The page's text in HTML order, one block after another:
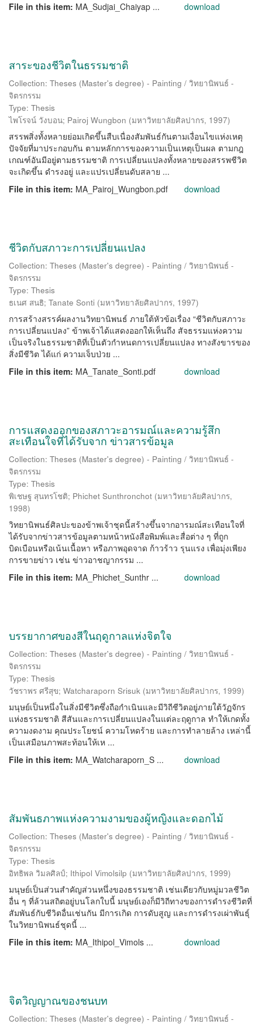
File in this item: MA_Sudjai_Chaiyap ... download
สาระของชีวิตในธรรมชาติ
Collection: Theses (Master's degree) - Painting / วิทยานิพนธ์ -
จิตรกรรม
Type: Thesis
ไพโรจน์ วังบอน; Pairoj Wungbon (มหาวิทยาลัยศิลปากร, 1997)
สรรพสิ่งทั้งหลายย่อมเกิดขึ้นสืบเนื่องสัมพันธ์กันตามเงื่อนไขแห่งเหตุ
ปัจจัยที่มาประกอบกัน ตามหลักการของความเป็นเหตุเป็นผล ตามกฎ
เกณฑ์อันมีอยู่ตามธรรมชาติ การเปลี่ยนแปลงทั้งหลายของสรรพชีวิต
จะเกิดขึ้น ดำรงอยู่ และแปรเปลี่ยนดับสลาย ...
File in this item: MA_Pairoj_Wungbon.pdf download
ชีวิตกับสภาวะการเปลี่ยนแปลง
Collection: Theses (Master's degree) - Painting / วิทยานิพนธ์ -
จิตรกรรม
Type: Thesis
ธเนศ สนธิ; Tanate Sonti (มหาวิทยาลัยศิลปากร, 1997)
การสร้างสรรค์ผลงานวิทยานิพนธ์ ภายใต้หัวข้อเรื่อง “ชีวิตกับสภาวะ
การเปลี่ยนแปลง” ข้าพเจ้าได้แสดงออกให้เห็นถึง สัจธรรมแห่งความ
เป็นจริงในธรรมชาติที่เป็นตัวกำหนดการเปลี่ยนแปลง ทางสังขารของ
สิ่งมีชีวิต ได้แก่ ความเจ็บป่วย ...
File in this item: MA_Tanate_Sonti.pdf download
การแสดงออกของสภาวะอารมณ์และความรู้สึก
สะเทือนใจที่ได้รับจาก ข่าวสารข้อมูล
Collection: Theses (Master's degree) - Painting / วิทยานิพนธ์ -
จิตรกรรม
Type: Thesis
พิเชษฐ สุนทรโชติ; Phichet Sunthronchot (มหาวิทยาลัยศิลปากร,
1998)
วิทยานิพนธ์ศิลปะของข้าพเจ้าชุดนี้สร้างขึ้นจากอารมณ์สะเทือนใจที่
ได้รับจากข่าวสารข้อมูลตามหน้าหนังสือพิมพ์และสื่อต่าง ๆ ที่ถูก
บิดเบือนหรือเน้นเนื้อหา หรือภาพอุดจาด ก้าวร้าว รุนแรง เพื่อมุ่งเพียง
การขายข่าว เช่น ข่าวอาชญากรรม ...
File in this item: MA_Phichet_Sunthr ... download
บรรยากาศของสีในฤดูกาลแห่งจิตใจ
Collection: Theses (Master's degree) - Painting / วิทยานิพนธ์ -
จิตรกรรม
Type: Thesis
วัชราพร ศรีสุข; Watcharaporn Srisuk (มหาวิทยาลัยศิลปากร, 1999)
มนุษย์เป็นหนึ่งในสิ่งมีชีวิตซึ่งถือกำเนินและมีวิถีชีวิตอยู่ภายใต้วัฏจักร
แห่งธรรมชาติ สีสันและการเปลี่ยนแปลงในแต่ละฤดูกาล ทำให้เกดทั้ง
ความงดงาม คุณประโยชน์ ความโหดร้าย และการทำลายล้าง เหล่านี้
เป็นเสมือนภาพสะท้อนให้เห ...
File in this item: MA_Watcharaporn_S ... download
สัมพันธภาพแห่งความงามของผู้หญิงและดอกไม้
Collection: Theses (Master's degree) - Painting / วิทยานิพนธ์ -
จิตรกรรม
Type: Thesis
อิทธิพล วิมลศิลป์; Ithipol Vimolsilp (มหาวิทยาลัยศิลปากร, 1999)
มนุษย์เป็นส่วนสำคัญส่วนหนึ่งของธรรมชาติ เช่นเดียวกับหมู่มวลชีวิต
อื่น ๆ ที่ล้วนสถิตอยู่บนโลกใบนี้ มนุษย์เองก็มีวิถีทางของการดำรงชีวิตที่
สัมพันธ์กับชีวิตอื่นเช่นกัน มีการเกิด การดับสูญ และการดำรงเผ่าพันธุ์
ในวิทยานิพนธ์ชุดนี้ ...
File in this item: MA_Ithipol_Vimols ... download
จิตวิญญาณของชนบท
Collection: Theses (Master's degree) - Painting / วิทยานิพนธ์ -